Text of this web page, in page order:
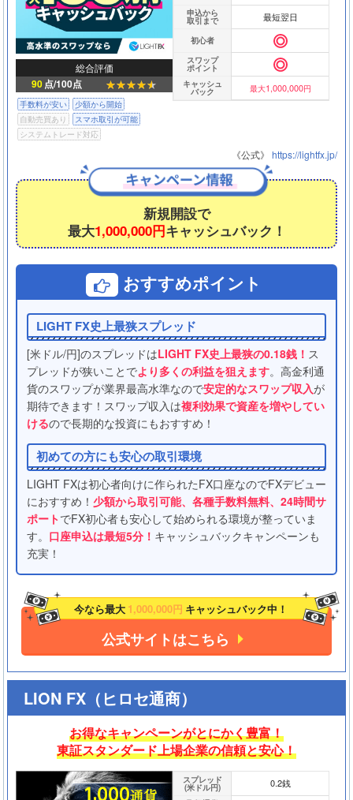
総合評価
90点/100点
手数料が安い
少額から開始
自動売買あり
スマホ取引が可能
システムトレード対応
申込から
取引まで 最短翌日
初心者
スワップ
ポイント
キャッシュ
バック 最大1,000,000円
《公式》 https://lightfx.jp/
新規開設で
最大1,000,000円キャッシュバック！
おすすめポイント
LIGHT FX史上最狭スプレッド
[米ドル/円]のスプレッドはLIGHT FX史上最狭の0.18銭！ ス
プレッドが狭いことでより多くの利益を狙えます。高金利通
貨のスワップが業界最高水準なので安定的なスワップ収入が
期待できます！スワップ収入は複利効果で資産を増やしてい
けるので長期的な投資にもおすすめ！
初めての方にも安心の取引環境
LIGHT FXは初心者向けに作られたFX口座なのでFXデビュー
におすすめ！ 少額から取引可能、各種手数料無料、24時間サ
ポートでFX初心者も安心して始められる環境が整っていま
す。 口座申込は最短5分！ キャッシュバックキャンペーンも
充実！
今なら最大 1,000,000円 キャッシュバック中！
公式サイトはこちら
LION FX（ヒロセ通商）
お得なキャンペーンがとにかく豊富！
東証スタンダード上場企業の信頼と安心！
スプレッド
(米ドル円) 0.2銭